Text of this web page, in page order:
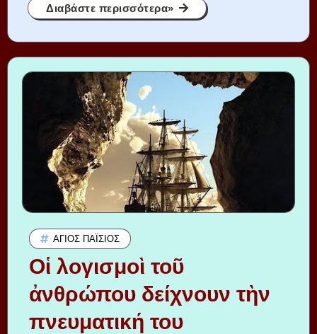
Διαβάστε περισσότερα»
ΆΓΙΟΣ ΠΑΪ́ΣΙΟΣ
Οἱ λογισμοὶ τοῦ
ἀνθρώπου δείχνουν τὴν
πνευματική του